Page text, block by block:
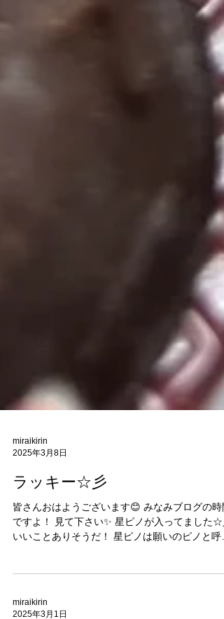
miraikirin
2025年3月8日
ラッキー☆彡
いいことありそうだ！ 星ピノは願いのピノと呼
れていて 1箱に1個の場合4.8％ （22箱に1箱） 1